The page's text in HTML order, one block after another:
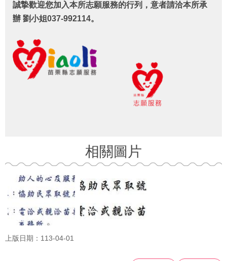
誠摯歡迎您加入本所志願服務的行列，意者請洽本所承
辦 劉小姐037-992114。
相關圖片
上版日期：113-04-01